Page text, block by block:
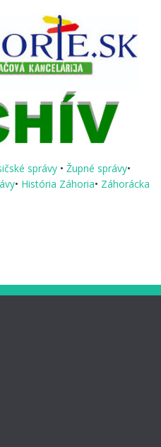
správy • Župné správy•
• História Záhoria• Záhorácka